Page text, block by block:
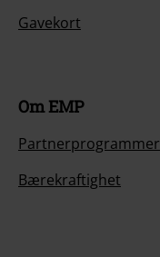
Gavekort
Om EMP
Partnerprogrammer
Bærekraftighet